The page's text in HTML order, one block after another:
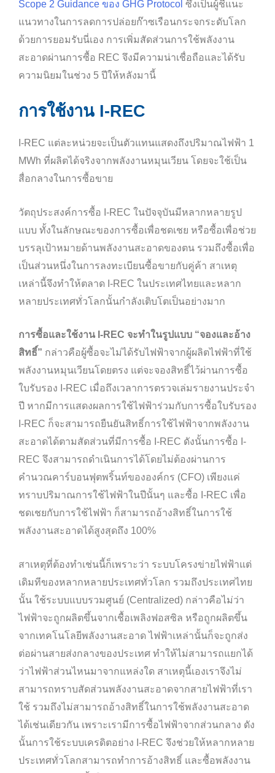
Scope 2 Guidance ของ GHG Protocol ซึ่งเป็นผู้ชี้แนะ
แนวทางในการลดการปล่อยก๊าซเรือนกระจกระดับโลก
ด้วยการยอมรับนี่เอง การเพิ่มสัดส่วนการใช้พลังงาน
สะอาดผ่านการซื้อ REC จึงมีความน่าเชื่อถือและได้รับ
ความนิยมในช่วง 5 ปีให้หลังมานี้
การใช้งาน I-REC
I-REC แต่ละหน่วยจะเป็นตัวแทนแสดงถึงปริมาณไฟฟ้า 1
MWh ที่ผลิตได้จริงจากพลังงานหมุนเวียน โดยจะใช้เป็น
สื่อกลางในการซื้อขาย
วัตถุประสงค์การซื้อ I-REC ในปัจจุบันมีหลากหลายรูป
แบบ ทั้งในลักษณะของการซื้อเพื่อชดเชย หรือซื้อเพื่อช่วย
บรรลุเป้าหมายด้านพลังงานสะอาดของตน รวมถึงซื้อเพื่อ
เป็นส่วนหนึ่งในการลงทะเบียนซื้อขายกับคู่ค้า สาเหตุ
เหล่านี้จึงทำให้ตลาด I-REC ในประเทศไทยและหลาก
หลายประเทศทั่วโลกนั้นกำลังเติบโตเป็นอย่างมาก
การซื้อและใช้งาน I-REC จะทำในรูปแบบ “จองและอ้าง
สิทธิ์” กล่าวคือผู้ซื้อจะไม่ได้รับไฟฟ้าจากผู้ผลิตไฟฟ้าที่ใช้
พลังงานหมุนเวียนโดยตรง แต่จะจองสิทธิ์ไว้ผ่านการซื้อ
ใบรับรอง I-REC เมื่อถึงเวลาการตรวจเล่มรายงานประจำ
ปี หากมีการแสดงผลการใช้ไฟฟ้าร่วมกับการซื้อใบรับรอง
I-REC ก็จะสามารถยืนยันสิทธิ์การใช้ไฟฟ้าจากพลังงาน
สะอาดได้ตามสัดส่วนที่มีการซื้อ I-REC ดังนั้นการซื้อ I-
REC จึงสามารถดำเนินการได้โดยไม่ต้องผ่านการ
คำนวณคาร์บอนฟุตพริ้นท์ขององค์กร (CFO) เพียงแค่
ทราบปริมาณการใช้ไฟฟ้าในปีนั้นๆ และซื้อ I-REC เพื่อ
ชดเชยกับการใช้ไฟฟ้า ก็สามารถอ้างสิทธิ์ในการใช้
พลังงานสะอาดได้สูงสุดถึง 100%
สาเหตุที่ต้องทำเช่นนี้ก็เพราะว่า ระบบโครงข่ายไฟฟ้าแต่
เดิมทีของหลากหลายประเทศทั่วโลก รวมถึงประเทศไทย
นั้น ใช้ระบบแบบรวมศูนย์ (Centralized) กล่าวคือไม่ว่า
ไฟฟ้าจะถูกผลิตขึ้นจากเชื้อเพลิงฟอสซิล หรือถูกผลิตขึ้น
จากเทคโนโลยีพลังงานสะอาด ไฟฟ้าเหล่านั้นก็จะถูกส่ง
ต่อผ่านสายส่งกลางของประเทศ ทำให้ไม่สามารถแยกได้
ว่าไฟฟ้าส่วนไหนมาจากแหล่งใด สาเหตุนี้เองเราจึงไม่
สามารถทราบสัดส่วนพลังงานสะอาดจากสายไฟฟ้าที่เรา
ใช้ รวมถึงไม่สามารถอ้างสิทธิ์ในการใช้พลังงานสะอาด
ได้เช่นเดียวกัน เพราะเรามีการซื้อไฟฟ้าจากส่วนกลาง ดัง
นั้นการใช้ระบบเครดิตอย่าง I-REC จึงช่วยให้หลากหลาย
ประเทศทั่วโลกสามารถทำการอ้างสิทธิ์ และซื้อพลังงาน